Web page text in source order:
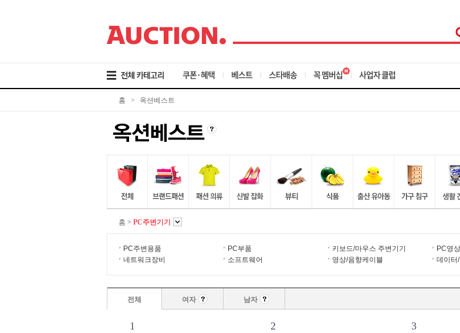
로
가
로
가
로
가
쿠폰·혜택 베스트 스타배송 꼭 멤버십 사업자 클럽
홈 > 옥션베스트
홈 > PC주변기기
PC주변용품 PC부품 키보드/마우스 주변기기 PC영
네트워크장비
소프트웨어 영상/음향케이블 데이터
전체 여자 남자
1 2 3